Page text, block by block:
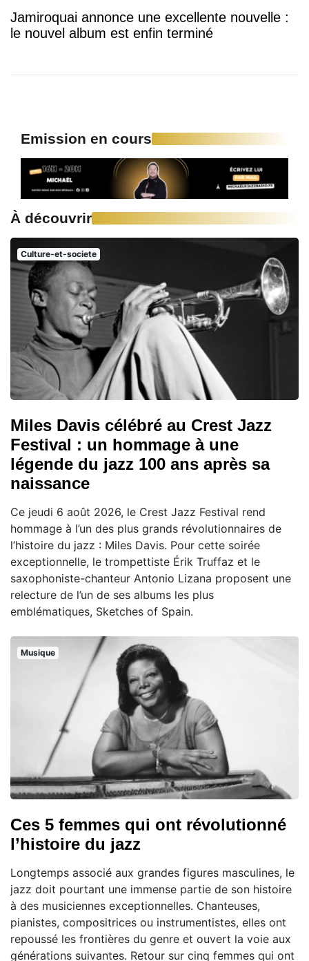
Jamiroquai annonce une excellente nouvelle :
le nouvel album est enfin terminé
Emission en cours
À découvrir
Culture-et-societe
Miles Davis célébré au Crest Jazz
Festival : un hommage à une
légende du jazz 100 ans après sa
naissance
Ce jeudi 6 août 2026, le Crest Jazz Festival rend
hommage à l’un des plus grands révolutionnaires de
l’histoire du jazz : Miles Davis. Pour cette soirée
exceptionnelle, le trompettiste Érik Truffaz et le
saxophoniste-chanteur Antonio Lizana proposent une
relecture de l’un de ses albums les plus
emblématiques, Sketches of Spain.
Musique
Ces 5 femmes qui ont révolutionné
l’histoire du jazz
Longtemps associé aux grandes figures masculines, le
jazz doit pourtant une immense partie de son histoire
à des musiciennes exceptionnelles. Chanteuses,
pianistes, compositrices ou instrumentistes, elles ont
repoussé les frontières du genre et ouvert la voie aux
générations suivantes. Retour sur cinq femmes qui ont